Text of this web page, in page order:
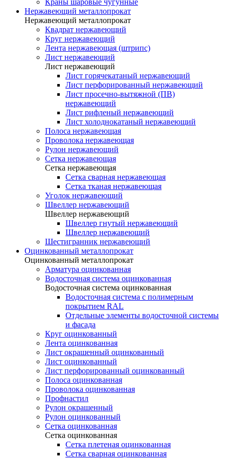
Краны шаровые чугунные
Нержавеющий металлопрокат
Нержавеющий металлопрокат
Квадрат нержавеющий
Круг нержавеющий
Лента нержавеющая (штрипс)
Лист нержавеющий
Лист нержавеющий
Лист горячекатаный нержавеющий
Лист перфорированный нержавеющий
Лист просечно-вытяжной (ПВ)
нержавеющий
Лист рифленый нержавеющий
Лист холоднокатаный нержавеющий
Полоса нержавеющая
Проволока нержавеющая
Рулон нержавеющий
Сетка нержавеющая
Сетка нержавеющая
Сетка сварная нержавеющая
Сетка тканая нержавеющая
Уголок нержавеющий
Швеллер нержавеющий
Швеллер нержавеющий
Швеллер гнутый нержавеющий
Швеллер нержавеющий
Шестигранник нержавеющий
Оцинкованный металлопрокат
Оцинкованный металлопрокат
Арматура оцинкованная
Водосточная система оцинкованная
Водосточная система оцинкованная
Водосточная система с полимерным
покрытием RAL
Отдельные элементы водосточной системы
и фасада
Круг оцинкованный
Лента оцинкованная
Лист окрашенный оцинкованный
Лист оцинкованный
Лист перфорированный оцинкованный
Полоса оцинкованная
Проволока оцинкованная
Профнастил
Рулон окрашенный
Рулон оцинкованный
Сетка оцинкованная
Сетка оцинкованная
Сетка плетеная оцинкованная
Сетка сварная оцинкованная